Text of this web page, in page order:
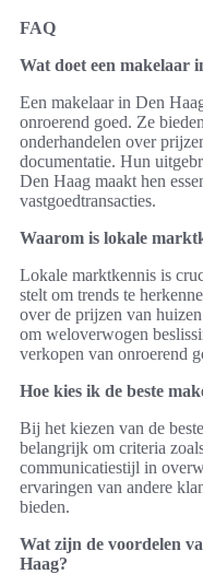
FAQ
Wat doet een makelaar
Een makelaar in Den
onroerend goed. Ze
onderhandelen over
documentatie. Hun
Den Haag maakt hen
vastgoedtransacties.
Waarom is lokale
Lokale marktkennis is
stelt om trends te
over de prijzen van
om weloverwogen
verkopen van onroerend
Hoe kies ik de beste
Bij het kiezen van de
belangrijk om criteria
communicatiestijl in
ervaringen van andere
bieden.
Wat zijn de voordelen
Haag?